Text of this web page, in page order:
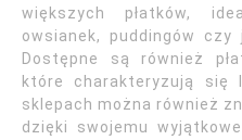
większych płatków,
owsianek, puddingów czy
Dostępne są również
które charakteryzują się
sklepach można również
dzięki swojemu